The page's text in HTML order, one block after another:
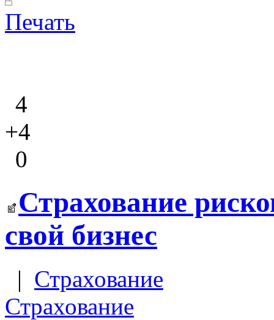
Печать
4
+4
0
Страхование
свой бизнес
| Страхование
Страхование